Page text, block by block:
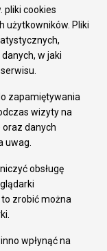
pliki cookies
użytkowników. Pliki
w jaki
zapamiętywania
wizyty na
danych
uwag.
obsługę
zrobić można
wpłynąć na